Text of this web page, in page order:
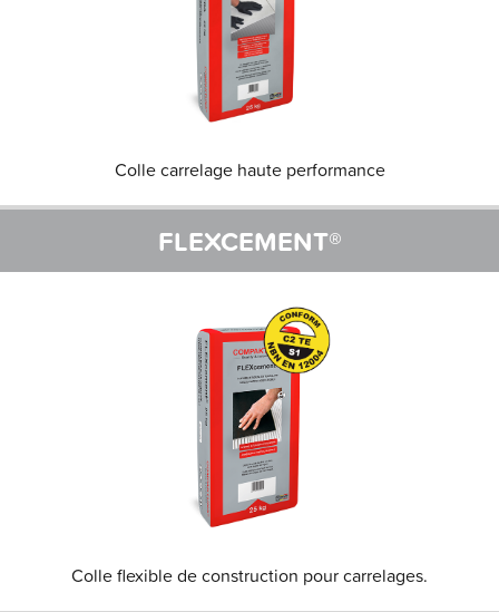
Colle carrelage haute performance
FLEXCEMENT®
Colle flexible de construction pour carrelages.